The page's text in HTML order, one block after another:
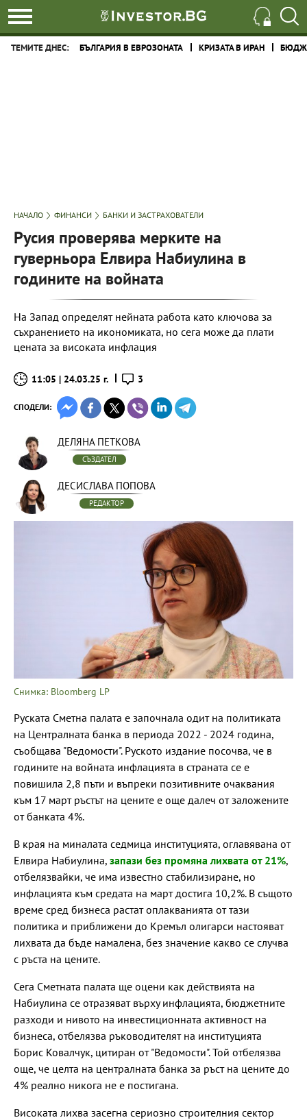
ТЕМИТЕ ДНЕС: БЪЛГАРИЯ В ЕВРОЗОНАТА КРИЗАТА В ИРАН
НАЧАЛО ФИНАНСИ БАНКИ И ЗАСТРАХОВАТЕЛИ
Русия проверява мерките на
гуверньора Елвира Набиулина в
годините на войната
На Запад определят нейната работа като ключова за
съхранението на икономиката, но сега може да плати
цената за високата инфлация
11:05 | 24.03.25 г. 3
СПОДЕЛИ:
ДЕЛЯНА ПЕТКОВА
СЪЗДАТЕЛ
ДЕСИСЛАВА ПОПОВА
РЕДАКТОР
Снимка: Bloomberg LP
Руската Сметна палата е започнала одит на политиката
на Централната банка в периода 2022 - 2024 година,
съобщава "Ведомости". Руското издание посочва, че в
годините на войната инфлацията в страната се е
повишила 2,8 пъти и въпреки позитивните очаквания
към 17 март ръстът на цените е още далеч от заложените
от банката 4%.
В края на миналата седмица институцията, оглавявана от
Елвира Набиулина, запази без промяна лихвата от 21%,
отбелязвайки, че има известно стабилизиране, но
инфлацията към средата на март достига 10,2%. В същото
време сред бизнеса растат оплакванията от тази
политика и приближени до Кремъл олигарси настояват
лихвата да бъде намалена, без значение какво се случва
с ръста на цените.
Сега Сметната палата ще оцени как действията на
Набиулина се отразяват върху инфлацията, бюджетните
разходи и нивото на инвестиционната активност на
бизнеса, отбелязва ръководителят на институцията
Борис Ковалчук, цитиран от "Ведомости". Той отбелязва
още, че целта на централната банка за ръст на цените до
4% реално никога не е постигана.
Високата лихва засегна сериозно строителния сектор